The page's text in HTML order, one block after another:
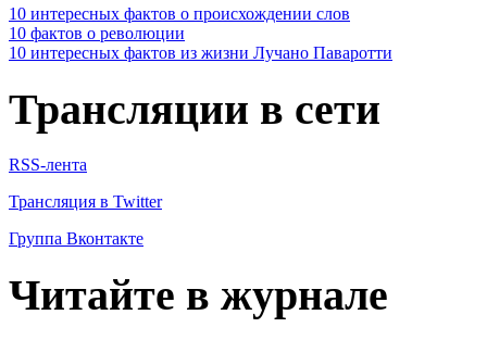
10 интересных фактов о происхождении слов
10 фактов о революции
10 интересных фактов из жизни Лучано Паваротти
Трансляции в сети
RSS-лента
Трансляция в Twitter
Группа Вконтакте
Читайте в журнале